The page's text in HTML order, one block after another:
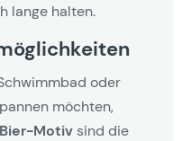
lange halten.
oder
möchten,
Motiv sind die